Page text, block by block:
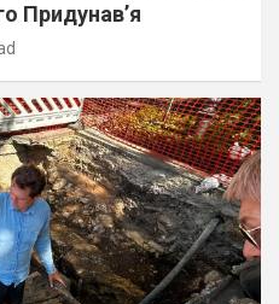
Придунав’я